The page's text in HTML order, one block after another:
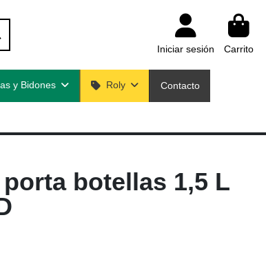
Iniciar sesión Carrito
y Bidones Roly Contacto
botellas 1,5 L